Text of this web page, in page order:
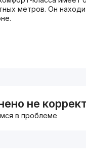
метров. Он
потолки,
не
в проблеме